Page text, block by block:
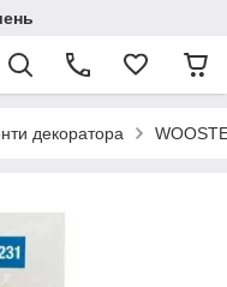
декоратора